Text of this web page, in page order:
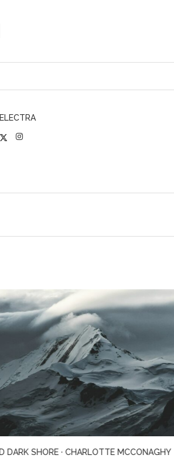
ELECTRA
· CHARLOTTE MCCONAGHY